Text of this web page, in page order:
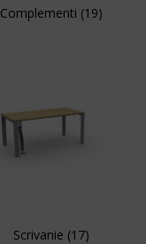
Complementi (19)
Scrivanie (17)